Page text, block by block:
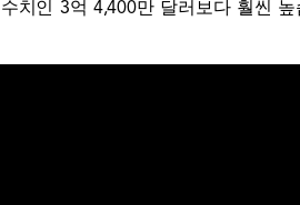
치인 3억 4,400만 달러보다 훨씬 높